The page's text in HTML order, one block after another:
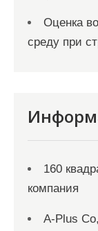
Оценка
среду при
160
компания
A-Plus